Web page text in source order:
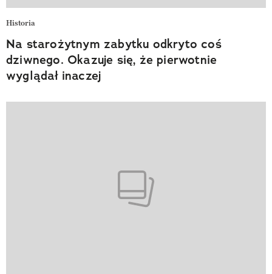
Historia
Na starożytnym zabytku odkryto coś
dziwnego. Okazuje się, że pierwotnie
wyglądał inaczej